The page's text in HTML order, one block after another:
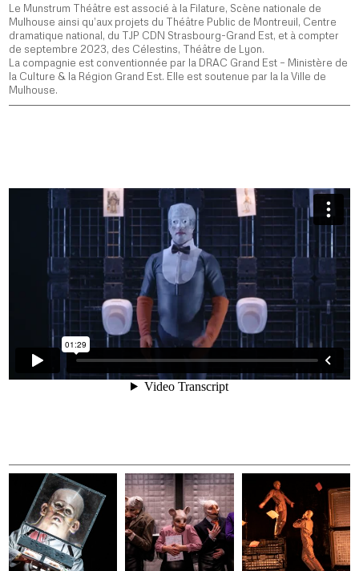
Le Munstrum Théâtre est associé à la Filature, Scène nationale de
Mulhouse ainsi qu’aux projets du Théâtre Public de Montreuil, Centre
dramatique national, du TJP CDN Strasbourg-Grand Est, et à compter
de septembre 2023, des Célestins, Théâtre de Lyon.
La compagnie est conventionnée par la DRAC Grand Est – Ministère de
la Culture & la Région Grand Est. Elle est soutenue par la la Ville de
Mulhouse.